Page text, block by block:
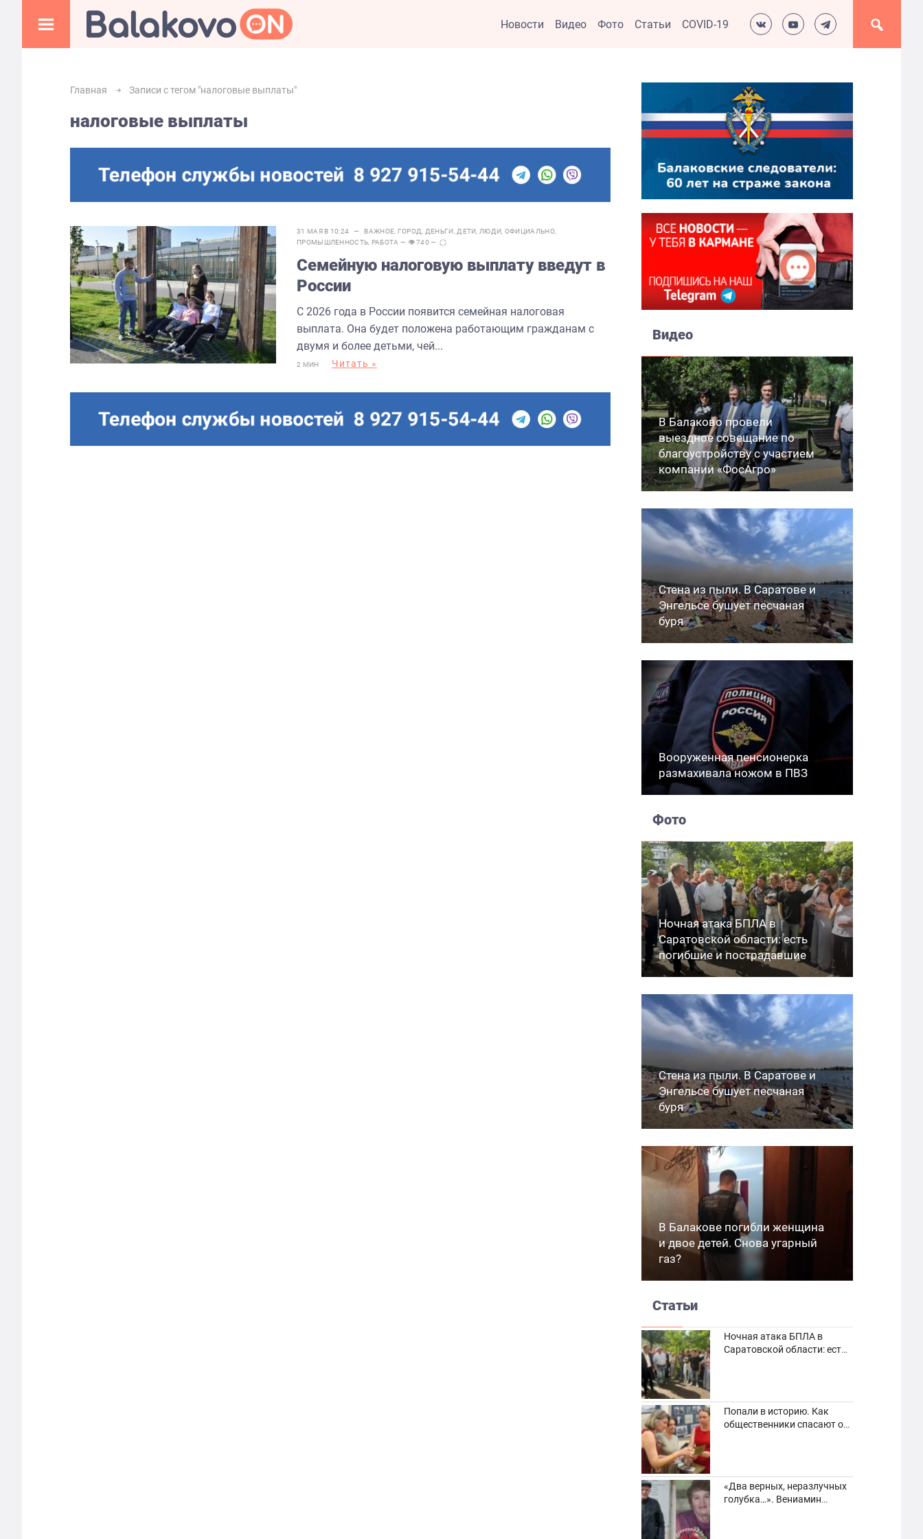
Новости Видео Фото Статьи COVID-19
Главная Записи с тегом "налоговые выплаты"
налоговые выплаты
31 МАЯ В 10:24 — ВАЖНОЕ ГОРОД ДЕНЬГИ ДЕТИ ЛЮДИ ОФИЦИАЛЬНО,
ПРОМЫШЛЕННОСТЬ РАБОТА — 👁 740 —
Семейную налоговую выплату введут в
России
С 2026 года в России появится семейная налоговая
выплата. Она будет положена работающим гражданам с
двумя и более детьми, чей...
2 МИН Читать »
Видео
В Балаково провели
выездное совещание по
благоустройству с участием
компании «ФосАгро»
Стена из пыли. В Саратове и
Энгельсе бушует песчаная
буря
Вооруженная пенсионерка
размахивала ножом в ПВЗ
Фото
Ночная атака БПЛА в
Саратовской области: есть
погибшие и пострадавшие
Стена из пыли. В Саратове и
Энгельсе бушует песчаная
буря
В Балакове погибли женщина
и двое детей. Снова угарный
газ?
Статьи
Ночная атака БПЛА в
Саратовской области: есть
Попали в историю. Как
общественники спасают от
«Два верных, неразлучных
голубка…». Вениамин